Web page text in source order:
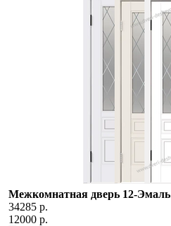
Межкомнатная дверь 12-Эмаль
34285 р.
12000 р.